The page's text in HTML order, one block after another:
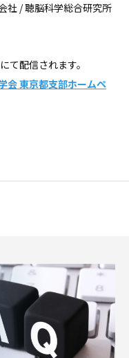
社 / 聴脳科学総合研究所
配信されます。
会 東京都支部ホームペ